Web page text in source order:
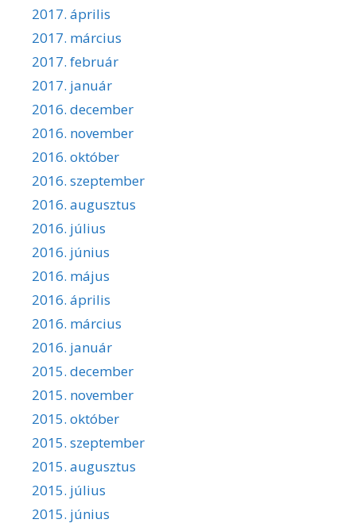
2017. április
2017. március
2017. február
2017. január
2016. december
2016. november
2016. október
2016. szeptember
2016. augusztus
2016. július
2016. június
2016. május
2016. április
2016. március
2016. január
2015. december
2015. november
2015. október
2015. szeptember
2015. augusztus
2015. július
2015. június